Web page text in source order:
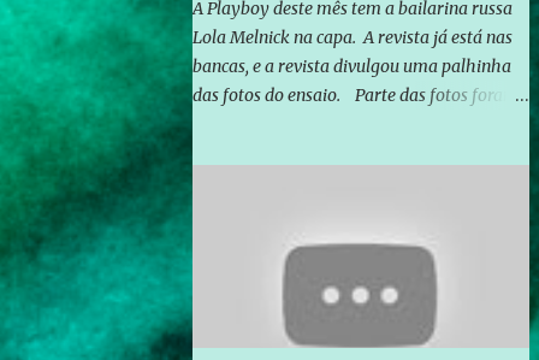
A Playboy deste mês tem a bailarina russa
Lola Melnick na capa. A revista já está nas
bancas, e a revista divulgou uma palhinha
das fotos do ensaio. Parte das fotos foram
divulga capa e primeiras fotos de Lola
Melnick - @aredacao